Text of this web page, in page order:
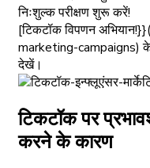
निःशुल्क परीक्षण शुरू करें!
[टिकटॉक विपणन
marketing-campaigns) के
देखें।
टिकटॉक पर
करने के कारण